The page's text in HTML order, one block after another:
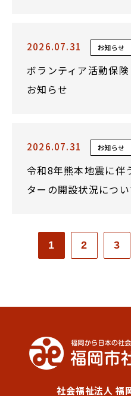
2026.07.31 お知らせ
ボランティア活動保
お知らせ
2026.07.31 お知らせ
令和8年熊本地震に伴
ターの開設状況につい
1 2 3
社会福祉法人 福